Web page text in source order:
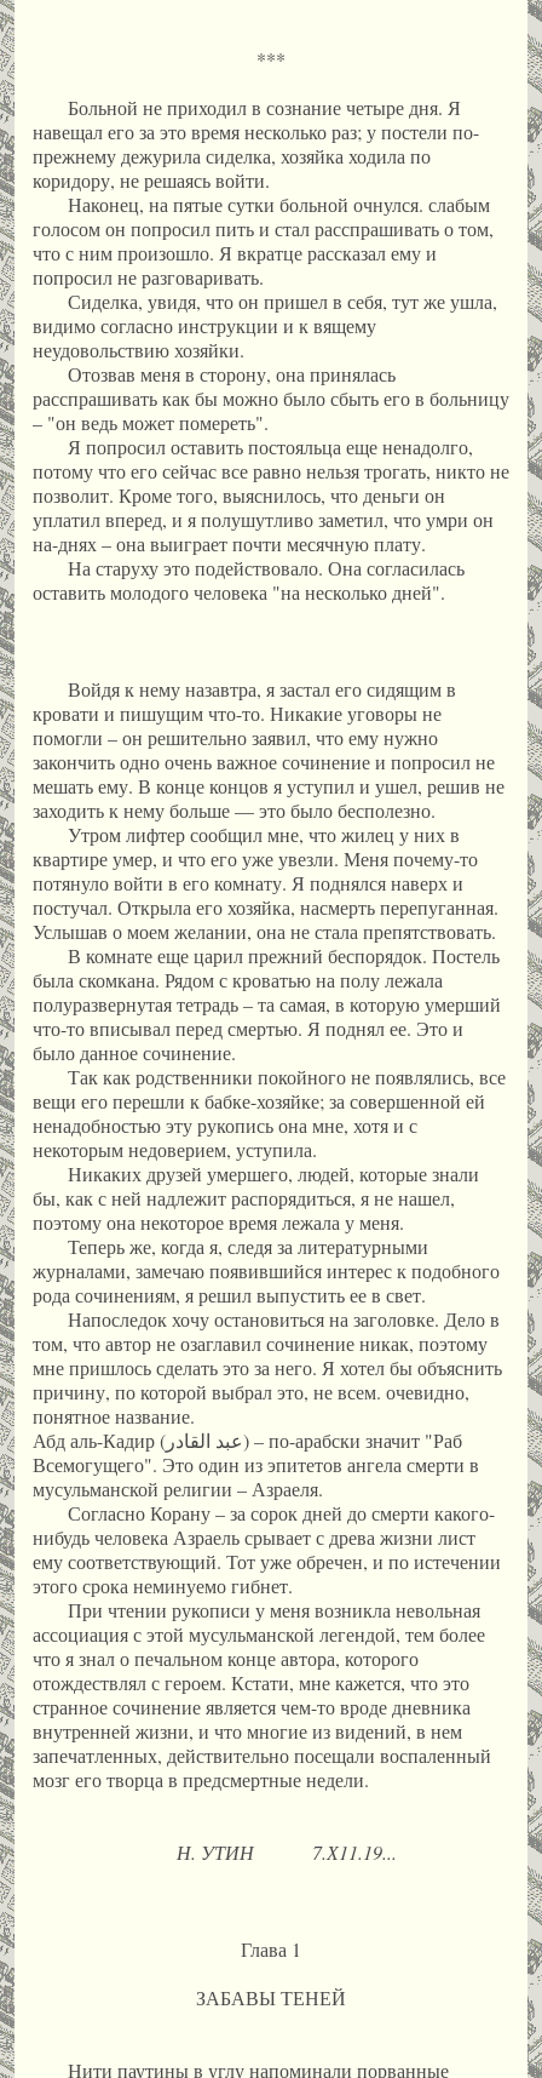
***
Больной не приходил в сознание четыре дня. Я
навещал его за это время несколько раз; у постели по-
прежнему дежурила сиделка, хозяйка ходила по
коридору, не решаясь войти.
Наконец, на пятые сутки больной очнулся. слабым
голосом он попросил пить и стал расспрашивать о том,
что с ним произошло. Я вкратце рассказал ему и
попросил не разговаривать.
Сиделка, увидя, что он пришел в себя, тут же ушла,
видимо согласно инструкции и к вящему
неудовольствию хозяйки.
Отозвав меня в сторону, она принялась
расспрашивать как бы можно было сбыть его в больницу
– "он ведь может помереть".
Я попросил оставить постояльца еще ненадолго,
потому что его сейчас все равно нельзя трогать, никто не
позволит. Кроме того, выяснилось, что деньги он
уплатил вперед, и я полушутливо заметил, что умри он
на-днях – она выиграет почти месячную плату.
На старуху это подействовало. Она согласилась
оставить молодого человека "на несколько дней".
Войдя к нему назавтра, я застал его сидящим в
кровати и пишущим что-то. Никакие уговоры не
помогли – он решительно заявил, что ему нужно
закончить одно очень важное сочинение и попросил не
мешать ему. В конце концов я уступил и ушел, решив не
заходить к нему больше — это было бесполезно.
Утром лифтер сообщил мне, что жилец у них в
квартире умер, и что его уже увезли. Меня почему-то
потянуло войти в его комнату. Я поднялся наверх и
постучал. Открыла его хозяйка, насмерть перепуганная.
Услышав о моем желании, она не стала препятствовать.
В комнате еще царил прежний беспорядок. Постель
была скомкана. Рядом с кроватью на полу лежала
полуразвернутая тетрадь – та самая, в которую умерший
что-то вписывал перед смертью. Я поднял ее. Это и
было данное сочинение.
Так как родственники покойного не появлялись, все
вещи его перешли к бабке-хозяйке; за совершенной ей
ненадобностью эту рукопись она мне, хотя и с
некоторым недоверием, уступила.
Никаких друзей умершего, людей, которые знали
бы, как с ней надлежит распорядиться, я не нашел,
поэтому она некоторое время лежала у меня.
Теперь же, когда я, следя за литературными
журналами, замечаю появившийся интерес к подобного
рода сочинениям, я решил выпустить ее в свет.
Напоследок хочу остановиться на заголовке. Дело в
том, что автор не озаглавил сочинение никак, поэтому
мне пришлось сделать это за него. Я хотел бы объяснить
причину, по которой выбрал это, не всем. очевидно,
понятное название.
Абд аль-Кадир (عبد القادر) – по-арабски значит "Раб
Всемогущего". Это один из эпитетов ангела смерти в
мусульманской религии – Азраеля.
Согласно Корану – за сорок дней до смерти какого-
нибудь человека Азраель срывает с древа жизни лист
ему соответствующий. Тот уже обречен, и по истечении
этого срока неминуемо гибнет.
При чтении рукописи у меня возникла невольная
ассоциация с этой мусульманской легендой, тем более
что я знал о печальном конце автора, которого
отождествлял с героем. Кстати, мне кажется, что это
странное сочинение является чем-то вроде дневника
внутренней жизни, и что многие из видений, в нем
запечатленных, действительно посещали воспаленный
мозг его творца в предсмертные недели.
Н. УТИН 7.Х11.19...
Глава 1
ЗАБАВЫ ТЕНЕЙ
Нити паутины в углу напоминали порванные